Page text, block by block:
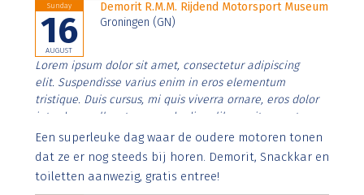
Sunday
16
AUGUST
Demorit R.M.M. Rijdend Motorsport Museum
Groningen (GN)
Lorem ipsum dolor sit amet, consectetur adipiscing
elit. Suspendisse varius enim in eros elementum
tristique. Duis cursus, mi quis viverra ornare, eros dolor
interdum nulla, ut commodo diam libero vitae erat.
Aenean faucibus nibh et justo cursus id rutrum lorem
imperdiet. Nunc ut sem vitae risus tristique posuere.
Een superleuke dag waar de oudere motoren tonen
dat ze er nog steeds bij horen. Demorit, Snackkar en
toiletten aanwezig, gratis entree!